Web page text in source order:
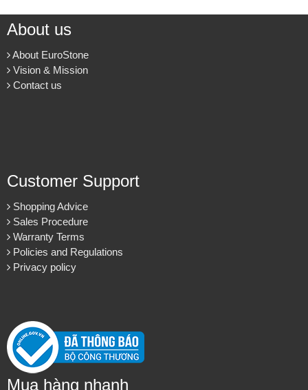
About us
About EuroStone
Vision & Mission
Contact us
Customer Support